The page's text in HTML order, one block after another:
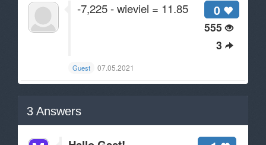
0
555
3
-7,225 - wieviel = 11.85
Guest 07.05.2021
3 Answers